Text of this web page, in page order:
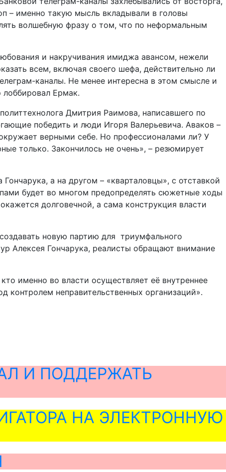
– именно такую мысль вкладывали в головы
волшебную фразу о том, что по неформальным
и накручивания имиджа авансом, нежели
всем, включая своего шефа, действительно ли
каналы. Не менее интересна в этом смысле и
лоббировал Ермак.
Дмитрия Раимова, написавшего по
победить и люди Игоря Валерьевича. Аваков –
верными себе. Но профессионалами ли? У
только. Закончилось не очень», – резюмирует
а на другом – «кварталовцы», с отставкой
будет во многом предопределять сюжетные ходы
долговечной, а сама конструкция власти
новую партию для триумфального
Алексея Гончарука, реалисты обращают внимание
именно во власти осуществляет её внутреннее
неправительственных организаций».
И ПОДДЕРЖАТЬ
НА ЭЛЕКТРОННУЮ